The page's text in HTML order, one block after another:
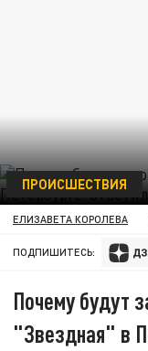
ПРОИСШЕСТВИЯ
ЕЛИЗАВЕТА КОРОЛЕВА
ПОДПИШИТЕСЬ:
Почему будут
"Звездная" в